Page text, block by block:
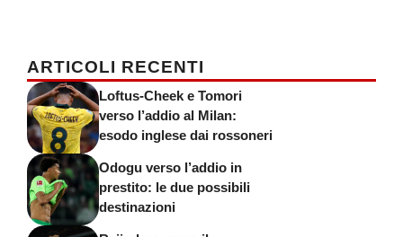
ARTICOLI RECENTI
Loftus-Cheek e Tomori
verso l’addio al Milan:
esodo inglese dai rossoneri
Odogu verso l’addio in
prestito: le due possibili
destinazioni